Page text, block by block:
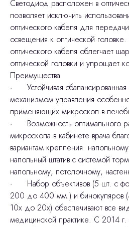
Светодиод расположен в
позволяет исключить
оптического кабеля для
освещения к оптической головке.
оптического кабеля облегчает
оптической головки и упрощает
Преимущества
· Устойчивая
механизмом управления
применяющих микроскоп в
· Возможность оптимального
микроскопа в кабинете врача
вариантам крепления:
напольный штатив с системой
напольному, потолочному,
· Набор объективов (5 шт. с
200 до 400 мм.) и бинокуляров
10х до 20х) обеспечивают все
медицинской практике. С 2014 г.